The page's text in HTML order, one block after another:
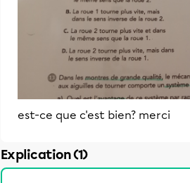
est-ce que c'est bien? merci
Explication (1)